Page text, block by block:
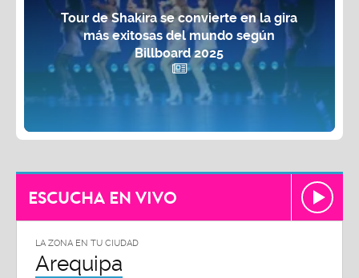
Tour de Shakira se convierte en la gira
más exitosas del mundo según
Billboard 2025
ESCUCHA EN VIVO
LA ZONA EN TU CIUDAD
Arequipa